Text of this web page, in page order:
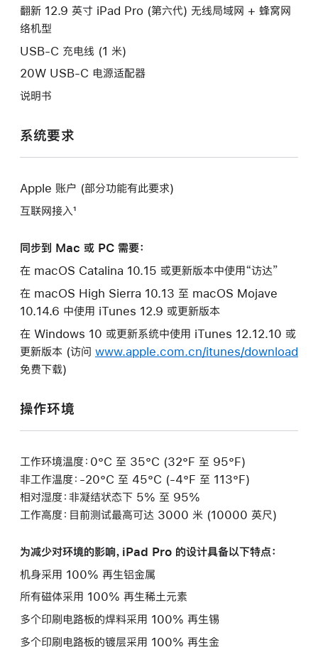
口。
窗
翻新 12.9 英寸 iPad Pro (第六代) 无线局域网 + 蜂窝网
络机型
USB-C 充电线 (1 米)
20W USB-C 电源适配器
说明书
系统要求
Apple 账户 (部分功能有此要求)
互联网接入¹
同步到 Mac 或 PC 需要：
在 macOS Catalina 10.15 或更新版本中使用“访达”
在 macOS High Sierra 10.13 至 macOS Mojave
10.14.6 中使用 iTunes 12.9 或更新版本
在 Windows 10 或更新系统中使用 iTunes 12.12.10 或
更新版本 (访问 www.apple.com.cn/itunes/download
免费下载)
操作环境
工作环境温度：0°C 至 35°C (32°F 至 95°F)
非工作温度：-20°C 至 45°C (-4°F 至 113°F)
相对湿度：非凝结状态下 5% 至 95%
工作高度：目前测试最高可达 3000 米 (10000 英尺)
为减少对环境的影响，iPad Pro 的设计具备以下特点：
机身采用 100% 再生铝金属
所有磁体采用 100% 再生稀土元素
多个印刷电路板的焊料采用 100% 再生锡
多个印刷电路板的镀层采用 100% 再生金